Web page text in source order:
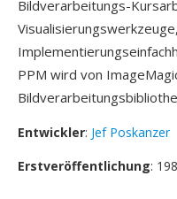
Bildverarbeitungs-
PPM wird von
Entwickler: Jef Poskanzer
Erstveröffentlichung: